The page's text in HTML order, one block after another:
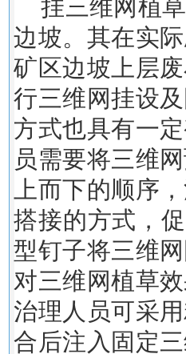
挂三维网植
边坡。其在实
矿区边坡上层
行三维网挂设
方式也具有一
员需要将三维
上而下的顺序
搭接的方式，
型钉子将三维
对三维网植草
治理人员可采
合后注入固定